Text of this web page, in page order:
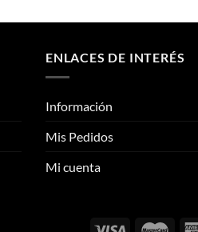
ENLACES DE INTERÉS
Información
Mis Pedidos
Mi cuenta